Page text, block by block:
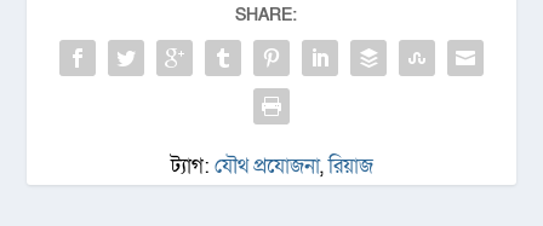
SHARE:
ট্যাগ: যৌথ প্রযোজনা,রিয়াজ